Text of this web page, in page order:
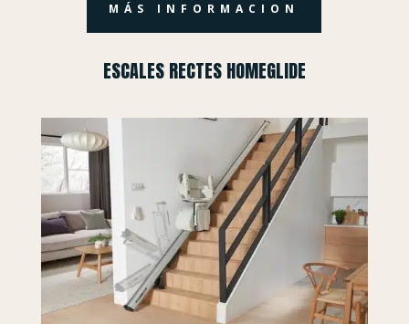
MÁS INFORMACION
ESCALES RECTES HOMEGLIDE